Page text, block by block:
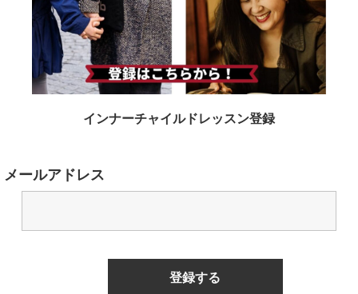
インナーチャイルドレッスン登録
メールアドレス